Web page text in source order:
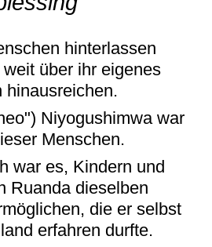
hinterlassen
über ihr eigenes
hinausreichen.
Niyogushimwa war
Menschen.
war es, Kindern und
Ruanda dieselben
die er selbst
erfahren durfte.